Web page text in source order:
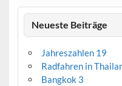
Neueste Beiträge
Jahreszahlen 19
Radfahren in
Bangkok 3